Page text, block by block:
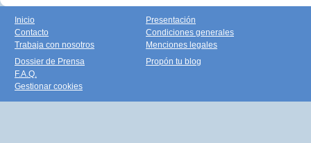
Inicio
Contacto
Trabaja con nosotros
Presentación
Condiciones generales
Menciones legales
Dossier de Prensa
F.A.Q.
Gestionar cookies
Propón tu blog